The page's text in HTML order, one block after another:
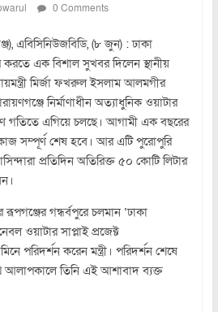
0 Comments
এবিসিনিউজবিডি, (৮ জুন) : ঢাকা
এক বিশাল সুখবর দিলেন স্থানীয়
মির্জা ফখরুল ইসলাম আলমগীর
নির্মাণাধীন অত্যাধুনিক ওয়াটার
গতিতে এগিয়ে চলছে। আগামী এক বছরের
সম্পূর্ণ শেষ হবে। আর এটি পুরোপুরি
প্রতিদিন অতিরিক্ত ৫০ কোটি লিটার
গন্ধর্বপুরে চলমান ‘ঢাকা
ওয়াটার সাপ্লাই প্রজেক্ট
পরিদর্শন করেন মন্ত্রী। পরিদর্শন শেষে
আলাপকালে তিনি এই আশাবাদ ব্যক্ত